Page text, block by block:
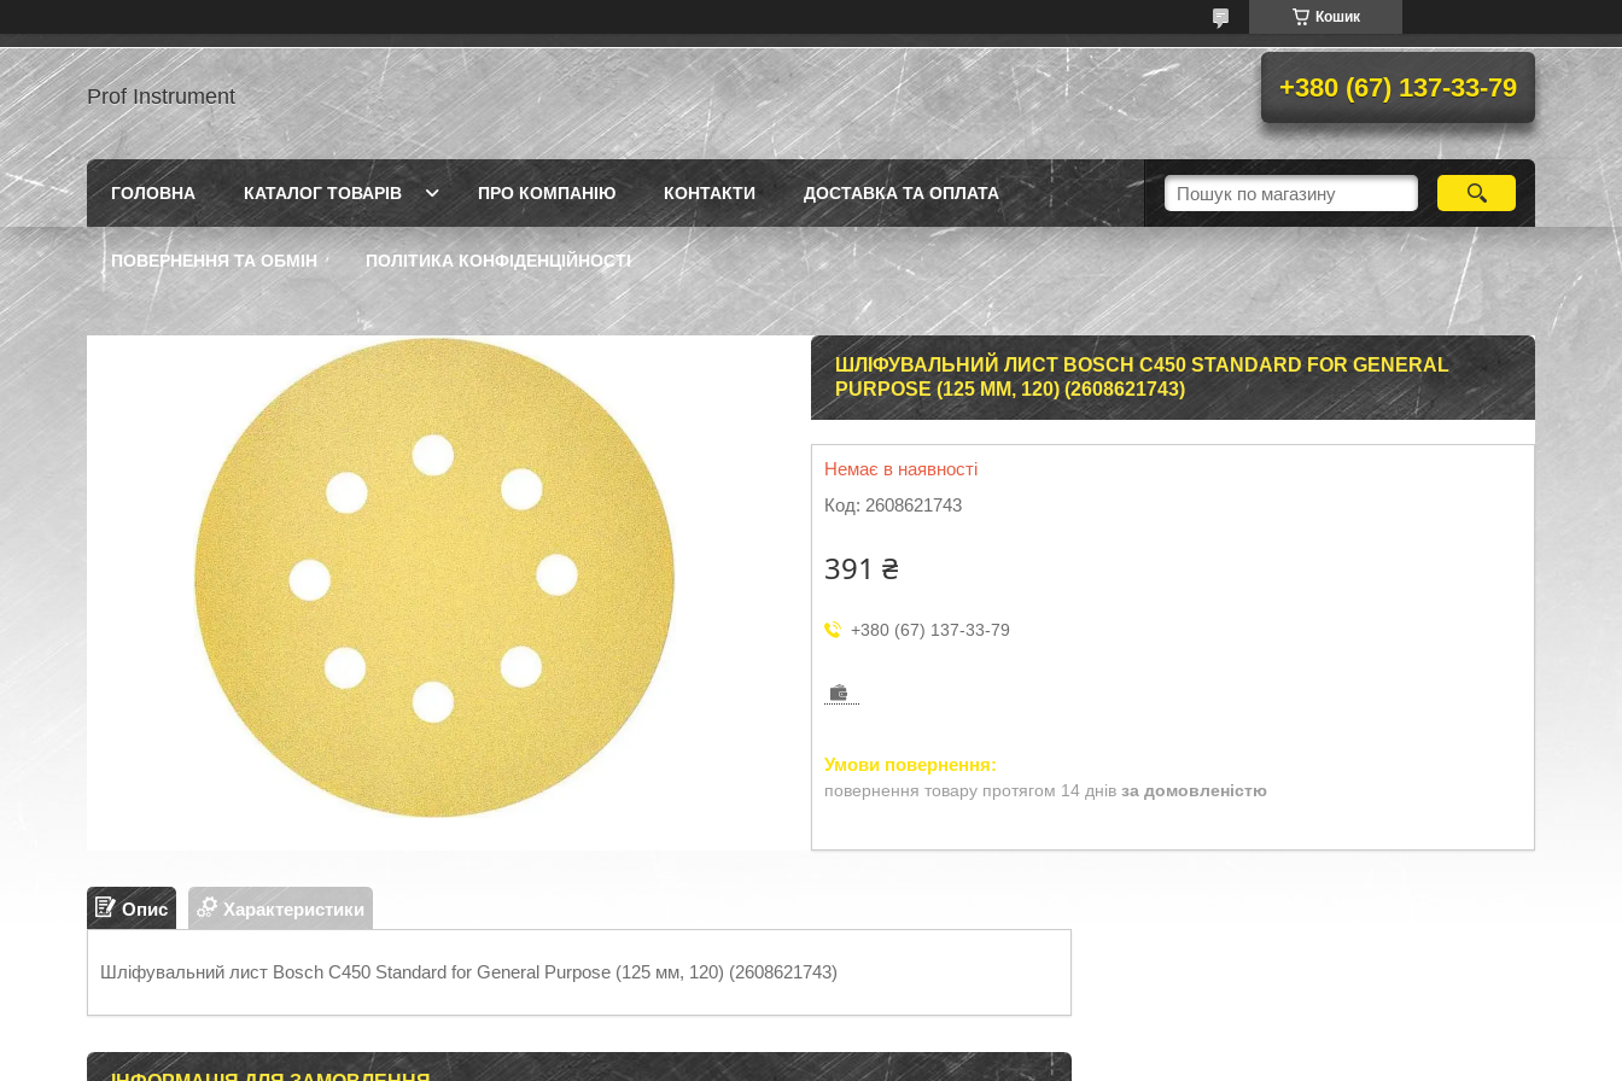
Кошик
Prof Instrument +380 (67) 137-33-79
ГОЛОВНА КАТАЛОГ ТОВАРІВ ПРО КОМПАНІЮ КОНТАКТИ ДОСТАВКА ТА ОПЛАТА
ПОВЕРНЕННЯ ТА ОБМІН ПОЛІТИКА КОНФІДЕНЦІЙНОСТІ
ШЛІФУВАЛЬНИЙ ЛИСТ BOSCH C450 STANDARD FOR GENERAL
PURPOSE (125 ММ, 120) (2608621743)
Немає в наявності
Код: 2608621743
391 ₴
+380 (67) 137-33-79
повернення товару протягом 14 днів за домовленістю
Опис Характеристики
Шліфувальний лист Bosch C450 Standard for General Purpose (125 мм, 120) (2608621743)